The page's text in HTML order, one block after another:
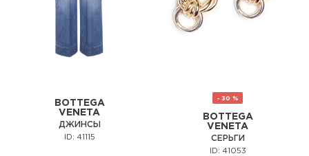
BOTTEGA
VENETA
ДЖИНСЫ
ID: 41115
- 30 %
BOTTEGA
VENETA
СЕРЬГИ
ID: 41053